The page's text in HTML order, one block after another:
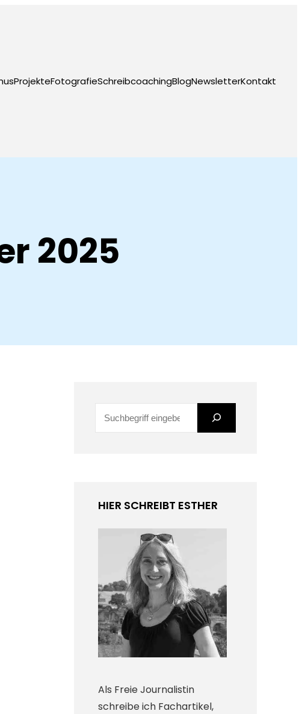
ProjekteFotografieSchreibcoachingBlogNewsletterKontakt
2025
HIER SCHREIBT ESTHER
Als Freie Journalistin
schreibe ich Fachartikel,